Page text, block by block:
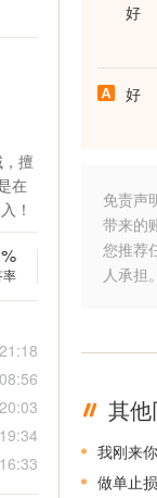
擅
在
！
率
好
好
免责声
带来的
您推荐
人承担。
其
我刚来
做单止